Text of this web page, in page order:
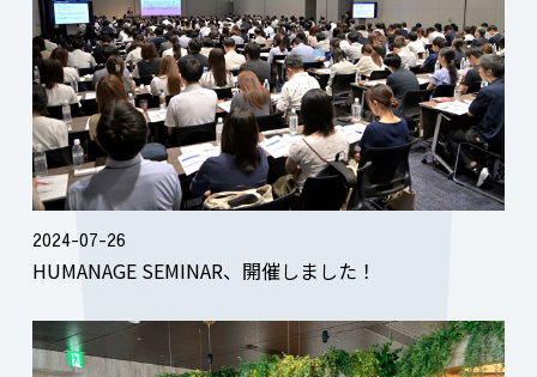
2024-07-26
HUMANAGE SEMINAR、開催しました！